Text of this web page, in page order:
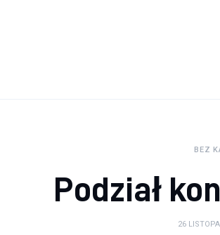
BEZ
Podział
26